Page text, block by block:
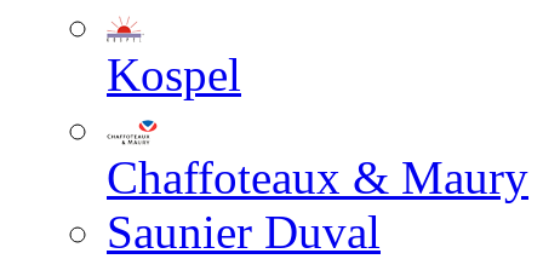
Kospel
Chaffoteaux & Maury
Saunier Duval